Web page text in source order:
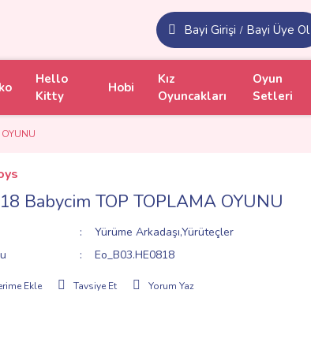
Bayi Girişi / Bayi Üye Ol
Hello
Kitty
Hobi
Kız
Oyuncakları
Oyun
Setleri
Babycim TOP TOPLAMA OYUNU
Yürüme Arkadaşı,Yürüteçler
Eo_B03.HE0818
Tavsiye Et Yorum Yaz